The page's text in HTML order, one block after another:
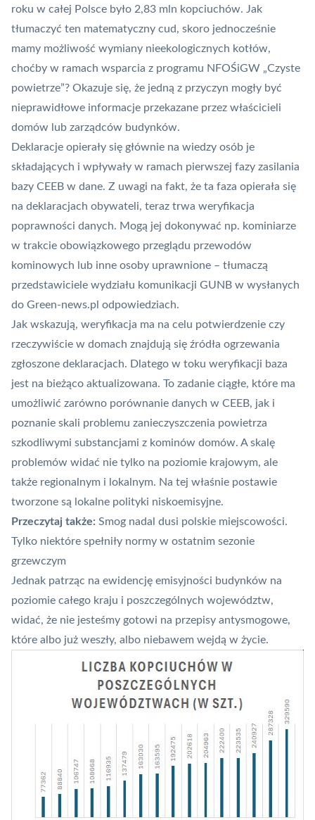
roku w całej Polsce było 2,83 mln kopciuchów. Jak
tłumaczyć ten matematyczny cud, skoro jednocześnie
mamy możliwość wymiany nieekologicznych kotłów,
choćby w ramach wsparcia z programu NFOŚiGW „Czyste
powietrze”? Okazuje się, że jedną z przyczyn mogły być
nieprawidłowe informacje przekazane przez właścicieli
domów lub zarządców budynków.
Deklaracje opierały się głównie na wiedzy osób je
składających i wpływały w ramach pierwszej fazy zasilania
bazy CEEB w dane. Z uwagi na fakt, że ta faza opierała się
na deklaracjach obywateli, teraz trwa weryfikacja
poprawności danych. Mogą jej dokonywać np. kominiarze
w trakcie obowiązkowego przeglądu przewodów
kominowych lub inne osoby uprawnione – tłumaczą
przedstawiciele wydziału komunikacji GUNB w wysłanych
do Green-news.pl odpowiedziach.
Jak wskazują, weryfikacja ma na celu potwierdzenie czy
rzeczywiście w domach znajdują się źródła ogrzewania
zgłoszone deklaracjach. Dlatego w toku weryfikacji baza
jest na bieżąco aktualizowana. To zadanie ciągłe, które ma
umożliwić zarówno porównanie danych w CEEB, jak i
poznanie skali problemu zanieczyszczenia powietrza
szkodliwymi substancjami z kominów domów. A skalę
problemów widać nie tylko na poziomie krajowym, ale
także regionalnym i lokalnym. Na tej właśnie postawie
tworzone są lokalne polityki niskoemisyjne.
Przeczytaj także: Smog nadal dusi polskie miejscowości.
Tylko niektóre spełniły normy w ostatnim sezonie
grzewczym
Jednak patrząc na ewidencję emisyjności budynków na
poziomie całego kraju i poszczególnych województw,
widać, że nie jesteśmy gotowi na przepisy antysmogowe,
które albo już weszły, albo niebawem wejdą w życie.